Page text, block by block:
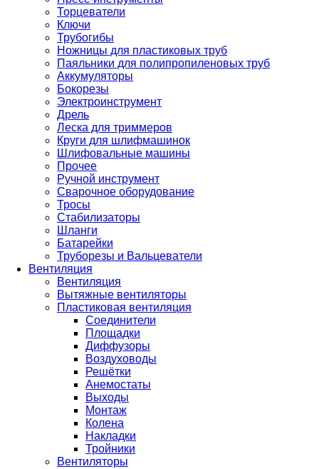
Торцеватели
Ключи
Трубогибы
Ножницы для пластиковых труб
Паяльники для полипропиленовых труб
Аккумуляторы
Бокорезы
Электроинструмент
Дрель
Леска для триммеров
Круги для шлифмашинок
Шлифовальные машины
Прочее
Ручной инструмент
Сварочное оборудование
Тросы
Стабилизаторы
Шланги
Батарейки
Труборезы и Вальцеватели
Вентиляция
Вентиляция
Вытяжные вентиляторы
Пластиковая вентиляция
Соединители
Площадки
Диффузоры
Воздуховоды
Решётки
Анемостаты
Выходы
Монтаж
Колена
Накладки
Тройники
Вентиляторы